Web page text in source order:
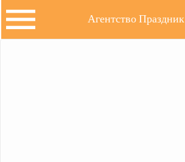
Агентство Праздник